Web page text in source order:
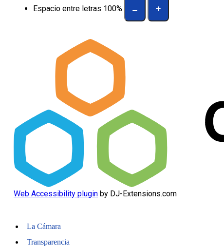
Espacio entre letras 100%
Web Accessibility plugin by DJ-Extensions.com
La Cámara
Transparencia